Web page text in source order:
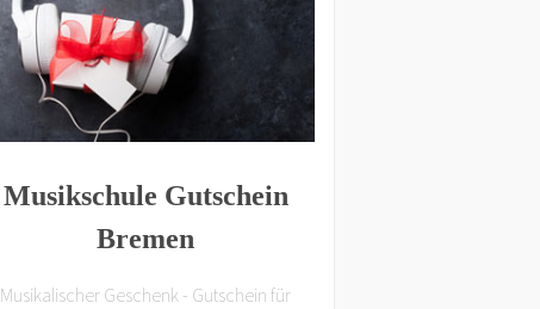
Musikschule Gutschein
Bremen
Musikalischer Geschenk - Gutschein für